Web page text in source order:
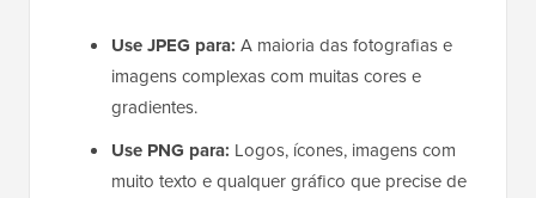
Use JPEG para: A maioria das fotografias e
imagens complexas com muitas cores e
gradientes.
Use PNG para: Logos, ícones, imagens com
muito texto e qualquer gráfico que precise de